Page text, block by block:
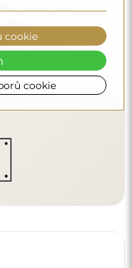
to, aby měly neutrální
prostředkům
kyseliny – díky tomu
let.
díky které
cookie
cookie